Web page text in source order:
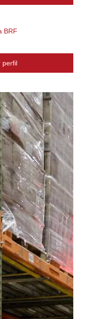
BRF
perfil